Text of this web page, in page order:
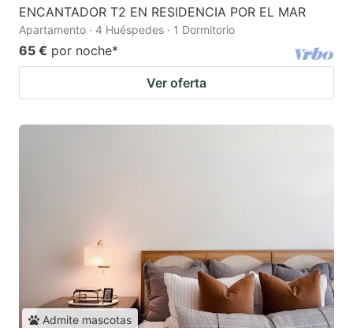
ENCANTADOR T2 EN RESIDENCIA POR EL MAR
Apartamento · 4 Huéspedes · 1 Dormitorio
65 € por noche*
Ver oferta
Admite mascotas